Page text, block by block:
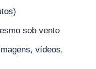
sob vento
vídeos,